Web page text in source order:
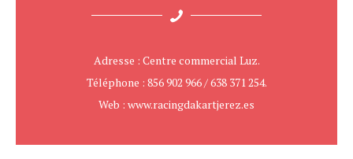
Adresse : Centre commercial Luz.
Téléphone : 856 902 966 / 638 371 254.
Web : www.racingdakartjerez.es